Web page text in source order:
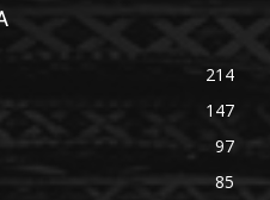
214
147
97
85